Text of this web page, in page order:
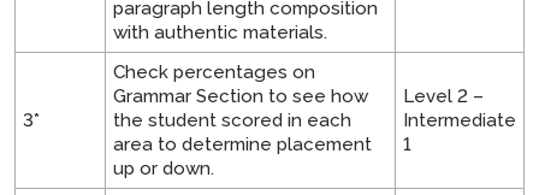
paragraph length composition
with authentic materials.
3*
Check percentages on
Grammar Section to see how
the student scored in each
area to determine placement
up or down.
Level 2 –
Intermediate
1